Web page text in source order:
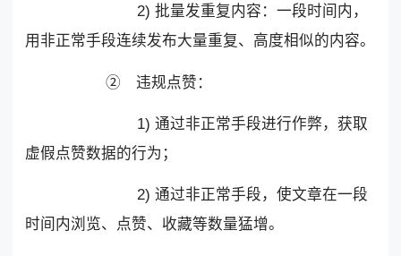
2) 批量发重复内容：一段时间内，
用非正常手段连续发布大量重复、高度相似的内容。
② 违规点赞：
1) 通过非正常手段进行作弊，获取
虚假点赞数据的行为；
2) 通过非正常手段，使文章在一段
时间内浏览、点赞、收藏等数量猛增。